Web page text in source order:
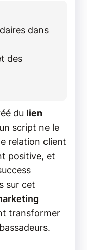
dans
des
du lien
script ne le
relation client
positive, et
sur cet
transformer